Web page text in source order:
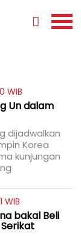
WIB
Un dalam
dijadwalkan
Korea
kunjungan
WIB
bakal Beli